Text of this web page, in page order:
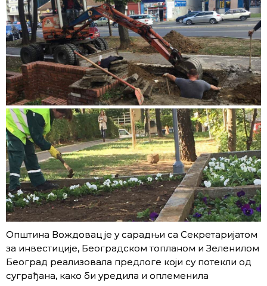
Општина Вождовац је у сарадњи са Секретаријатом
за инвестиције, Београдском топланом и Зеленилом
Београд реализовала предлоге који су потекли од
суграђана, како би уредила и оплеменила